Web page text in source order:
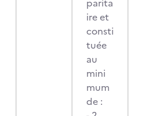
parita
ire et
consti
tuée
au
mini
mum
de :